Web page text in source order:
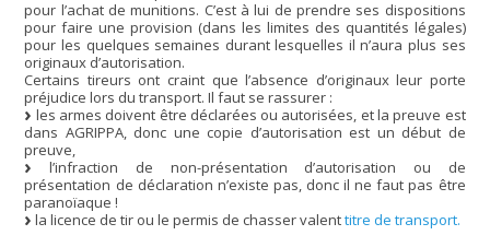
pour l’achat de munitions. C’est à lui de prendre ses dispositions
pour faire une provision (dans les limites des quantités légales)
pour les quelques semaines durant lesquelles il n’aura plus ses
originaux d’autorisation.
Certains tireurs ont craint que l’absence d’originaux leur porte
préjudice lors du transport. Il faut se rassurer :
les armes doivent être déclarées ou autorisées, et la preuve est
dans AGRIPPA, donc une copie d’autorisation est un début de
preuve,
l’infraction de non-présentation d’autorisation ou de
présentation de déclaration n’existe pas, donc il ne faut pas être
paranoïaque !
la licence de tir ou le permis de chasser valenttitre de transport.